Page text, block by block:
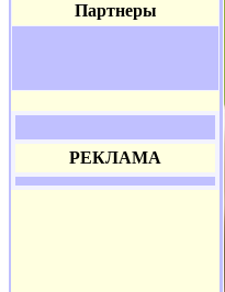
Партнеры
РЕКЛАМА